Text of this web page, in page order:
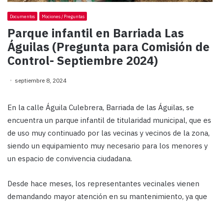
Documentos Mociones / Preguntas
Parque infantil en Barriada Las
Águilas (Pregunta para Comisión de
Control- Septiembre 2024)
septiembre 8, 2024
En la calle Águila Culebrera, Barriada de las Águilas, se
encuentra un parque infantil de titularidad municipal, que es
de uso muy continuado por las vecinas y vecinos de la zona,
siendo un equipamiento muy necesario para los menores y
un espacio de convivencia ciudadana.
Desde hace meses, los representantes vecinales vienen
demandando mayor atención en su mantenimiento, ya que